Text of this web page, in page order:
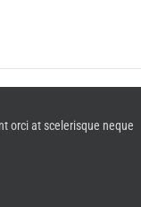
orci at scelerisque neque